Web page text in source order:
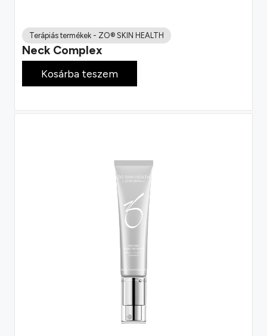
Terápiás termékek - ZO® SKIN HEALTH
Neck Complex
Kosárba teszem